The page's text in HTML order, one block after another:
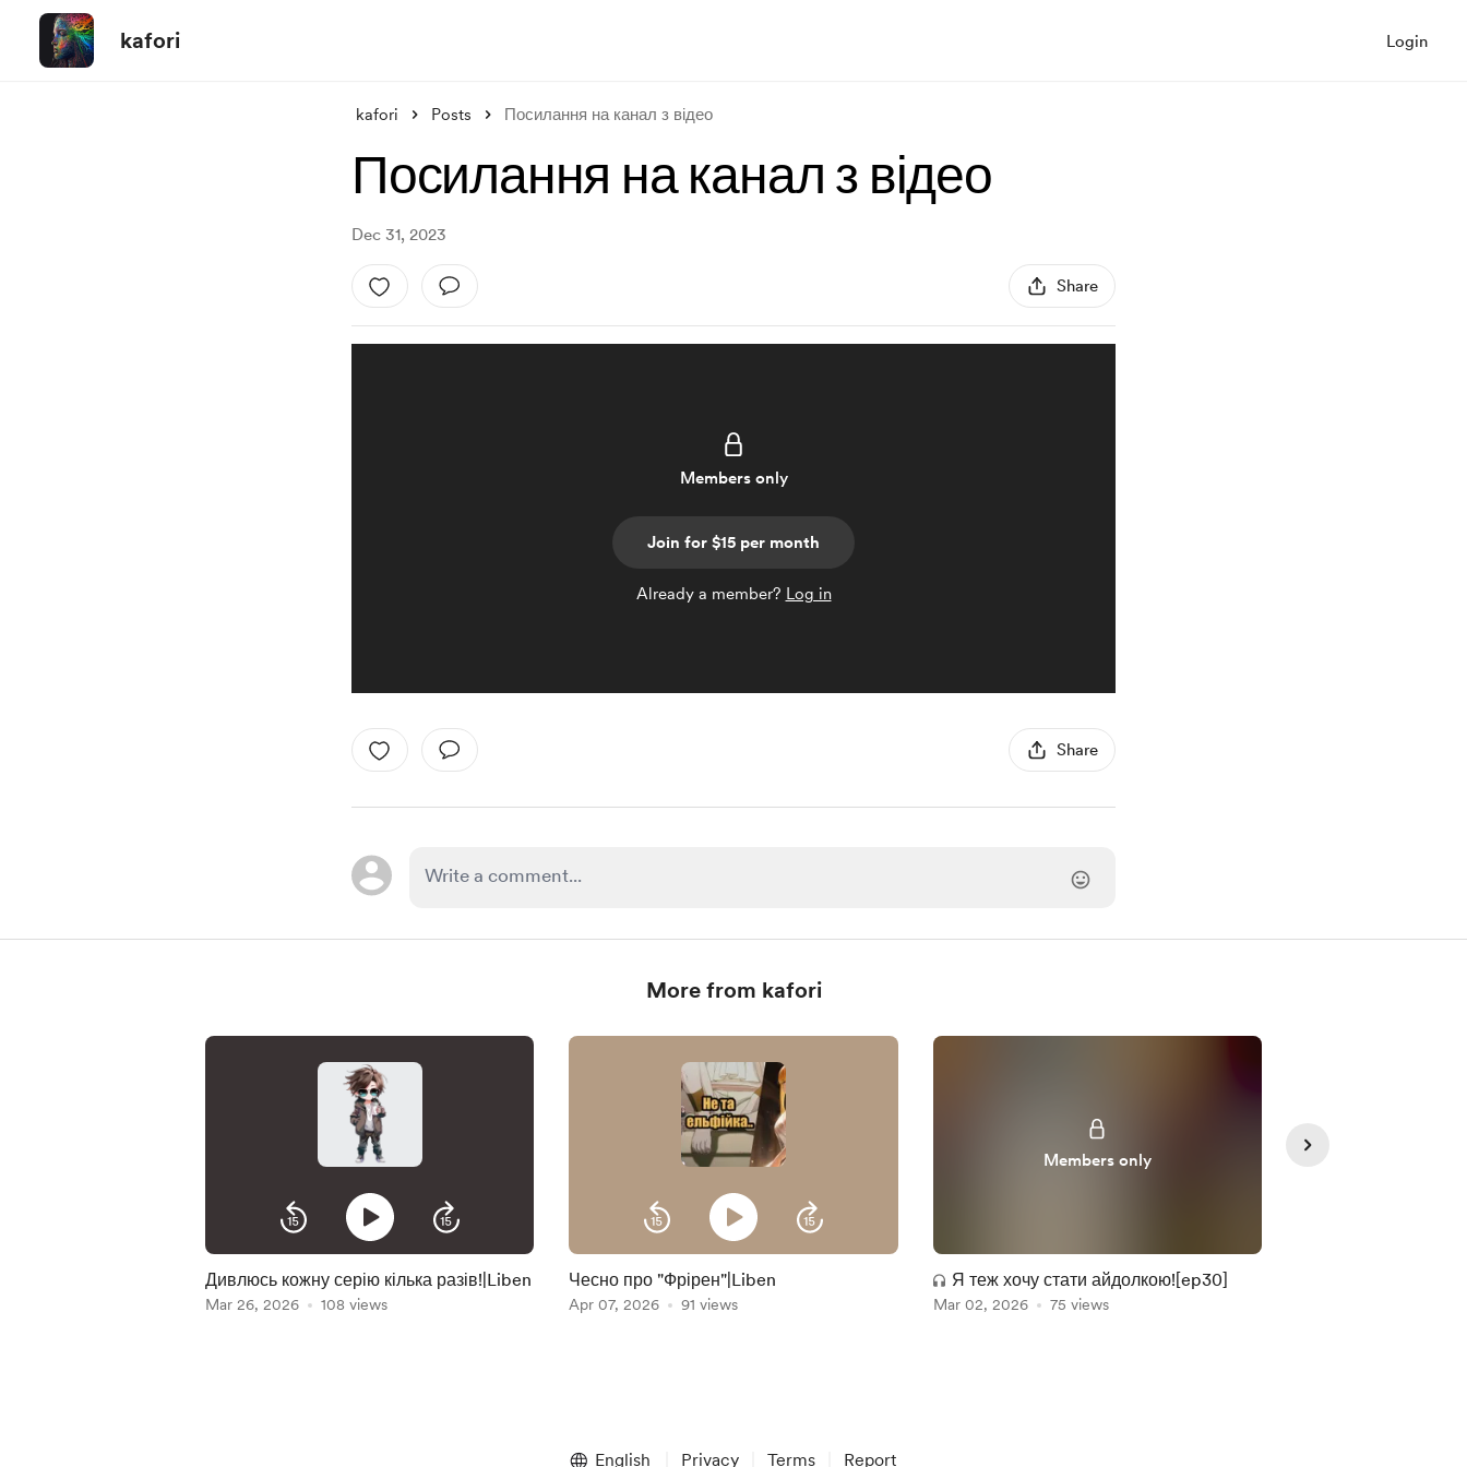
kafori Login
kafori Posts Посилання на канал з відео
Посилання на канал з відео
Dec 31, 2023
Share
Members only
Join for $15 per month
Already a member? Log in
Share
More from kafori
Дивлюсь кожну серію кілька разів!|Liben
Mar 26, 2026 108 views
Чесно про "Фрірен"|Liben
Apr 07, 2026 91 views
Members only
Я теж хочу стати айдолкою![ep30]
Mar 02, 2026 75 views
English Privacy Terms Report